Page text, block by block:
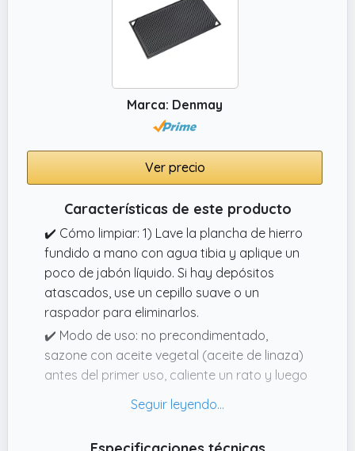
contienen eficazmente las salpicaduras de
grasa, manteniendo impecables la placa de
cocción y el entorno.
Marca: Denmay
Ver precio
Características de este producto
✔️ Cómo limpiar: 1) Lave la plancha de hierro
fundido a mano con agua tibia y aplique un
poco de jabón líquido. Si hay depósitos
atascados, use un cepillo suave o un
raspador para eliminarlos.
✔️ Modo de uso: no precondimentado,
sazone con aceite vegetal (aceite de linaza)
antes del primer uso, caliente un rato y luego
demasiado aceite, ya que esto dará lugar a